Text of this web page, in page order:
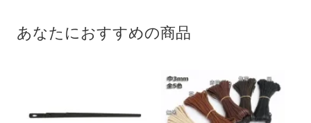
あなたにおすすめの商品